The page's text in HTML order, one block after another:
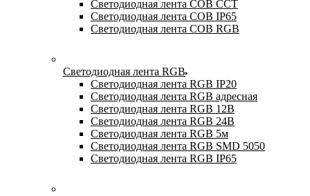
Светодиодная лента COB CCT
Светодиодная лента COB IP65
Светодиодная лента COB RGB
Светодиодная лента RGB
Светодиодная лента RGB IP20
Светодиодная лента RGB адресная
Светодиодная лента RGB 12В
Светодиодная лента RGB 24В
Светодиодная лента RGB 5м
Светодиодная лента RGB SMD 5050
Светодиодная лента RGB IP65